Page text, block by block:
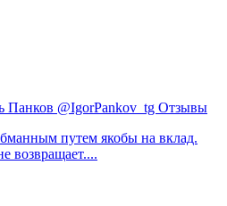
Панков @IgorPankov_tg Отзывы
путем якобы на вклад.
возвращает....